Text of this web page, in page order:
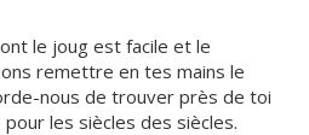
le joug est facile et le
remettre en tes mains le
nous de trouver près de toi
les siècles des siècles.